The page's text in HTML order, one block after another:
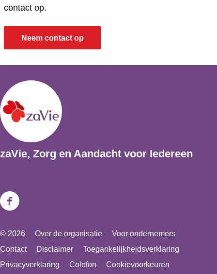
contact op.
Neem contact op
zaVie, Zorg en Aandacht voor Iedereen
F
c
e
b
© 2026 Over de organisatie
Voor ondernemers
Contact
Disclaimer
Toegankelijkheidsverklaring
Privacyverklaring
Colofon Cookievoorkeuren